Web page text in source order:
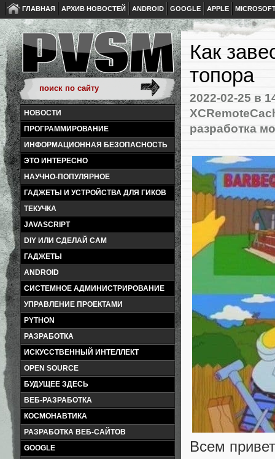
ГЛАВНАЯ АРХИВ НОВОСТЕЙ ANDROID GOOGLE APPLE
НОВОСТИ
ПРОГРАММИРОВАНИЕ
ИНФОРМАЦИОННАЯ БЕЗОПАСНОСТЬ
ЭТО ИНТЕРЕСНО
НАУЧНО-ПОПУЛЯРНОЕ
ГАДЖЕТЫ И УСТРОЙСТВА ДЛЯ ГИКОВ
ТЕКУЧКА
JAVASCRIPT
DIY ИЛИ СДЕЛАЙ САМ
ГАДЖЕТЫ
ANDROID
СИСТЕМНОЕ АДМИНИСТРИРОВАНИЕ
УПРАВЛЕНИЕ ПРОЕКТАМИ
PYTHON
РАЗРАБОТКА
ИСКУССТВЕННЫЙ ИНТЕЛЛЕКТ
OPEN SOURCE
БУДУЩЕЕ ЗДЕСЬ
ВЕБ-РАЗРАБОТКА
КОСМОНАВТИКА
РАЗРАБОТКА ВЕБ-САЙТОВ
GOOGLE
Как
топора
2022-02-25 в
разработка
Всем